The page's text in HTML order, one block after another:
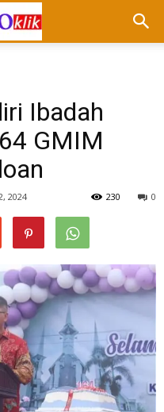
Ibadah
GMIM
2024 0
230